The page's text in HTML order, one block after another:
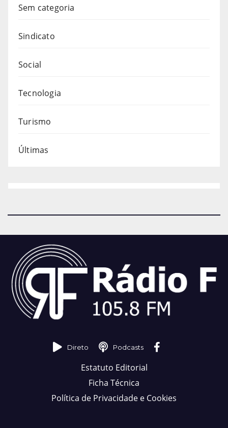
Sem categoria
Sindicato
Social
Tecnologia
Turismo
Últimas
Direto Podcasts
Estatuto Editorial
Ficha Técnica
Política de Privacidade e Cookies